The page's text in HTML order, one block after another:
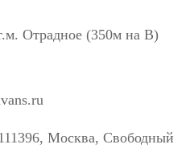
Отрадное (350м на В)
Москва, Свободный